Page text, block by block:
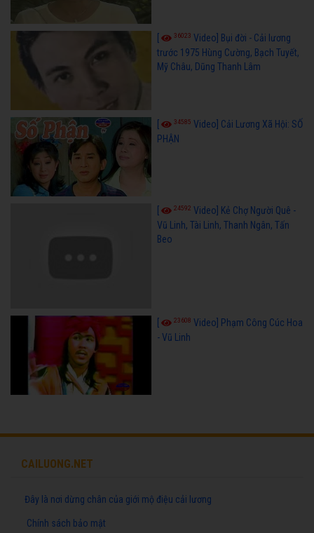
36023 Video] Bụi đời - Cải lương
trước 1975 Hùng Cường, Bạch Tuyết,
Mỹ Châu, Dũng Thanh Lâm
34585 Video] Cải Lương Xã Hội: SỐ
PHẬN
24592 Video] Kẻ Chợ Người Quê -
Vũ Linh, Tài Linh, Thanh Ngân, Tấn
Beo
23608 Video] Phạm Công Cúc Hoa
- Vũ Linh
CAILUONG.NET
Đây là nơi dừng chân của giới mộ điệu cải lương
Chính sách bảo mật